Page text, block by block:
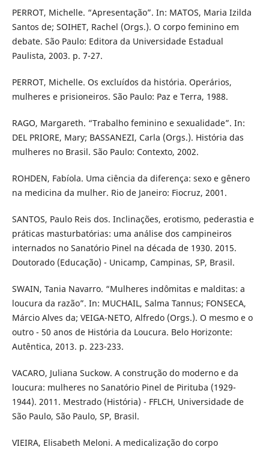
PERROT, Michelle. “Apresentação”. In: MATOS, Maria Izilda
Santos de; SOIHET, Rachel (Orgs.). O corpo feminino em
debate. São Paulo: Editora da Universidade Estadual
Paulista, 2003. p. 7-27.
PERROT, Michelle. Os excluídos da história. Operários,
mulheres e prisioneiros. São Paulo: Paz e Terra, 1988.
RAGO, Margareth. “Trabalho feminino e sexualidade”. In:
DEL PRIORE, Mary; BASSANEZI, Carla (Orgs.). História das
mulheres no Brasil. São Paulo: Contexto, 2002.
ROHDEN, Fabíola. Uma ciência da diferença: sexo e gênero
na medicina da mulher. Rio de Janeiro: Fiocruz, 2001.
SANTOS, Paulo Reis dos. Inclinações, erotismo, pederastia e
práticas masturbatórias: uma análise dos campineiros
internados no Sanatório Pinel na década de 1930. 2015.
Doutorado (Educação) - Unicamp, Campinas, SP, Brasil.
SWAIN, Tania Navarro. “Mulheres indômitas e malditas: a
loucura da razão”. In: MUCHAIL, Salma Tannus; FONSECA,
Márcio Alves da; VEIGA-NETO, Alfredo (Orgs.). O mesmo e o
outro - 50 anos de História da Loucura. Belo Horizonte:
Autêntica, 2013. p. 223-233.
VACARO, Juliana Suckow. A construção do moderno e da
loucura: mulheres no Sanatório Pinel de Pirituba (1929-
1944). 2011. Mestrado (História) - FFLCH, Universidade de
São Paulo, São Paulo, SP, Brasil.
VIEIRA, Elisabeth Meloni. A medicalização do corpo